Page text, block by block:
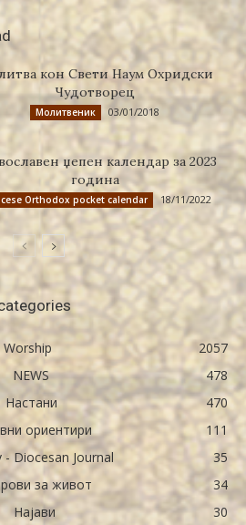
кон Свети Наум Охридски
Чудотворец
Молитвеник 03/01/2018
џепен календар за 2023
година
Orthodox pocket calendar 18/11/2022
Worship
2057
NEWS
478
Настани
470
ориентири
111
- Diocesan Journal
35
за живот
34
Најави
30